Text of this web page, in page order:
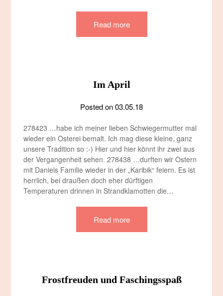
Read more
Im April
Posted on03.05.18
278423 …habe ich meiner lieben Schwiegermutter mal
wieder ein Osterei bemalt. Ich mag diese kleine, ganz
unsere Tradition so :-) Hier und hier könnt ihr zwei aus
der Vergangenheit sehen. 278438 …durften wir Ostern
mit Daniels Familie wieder in der „Karibik“ feiern. Es ist
herrlich, bei draußen doch eher dürftigen
Temperaturen drinnen in Strandklamotten die…
Read more
Frostfreuden und Faschingsspaß